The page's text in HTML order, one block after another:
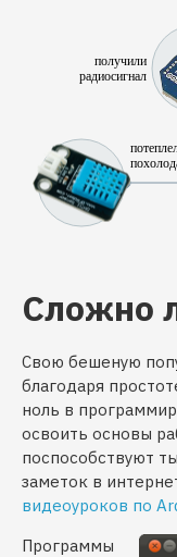
получили
радиосигнал
Сложно
Свою бешеную
благодаря
ноль в
освоить основы
поспособствуют
заметок в
видеоуроков по
Программы